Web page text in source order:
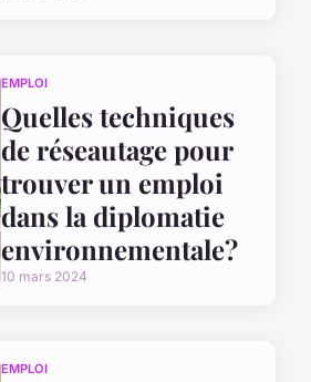
EMPLOI
Quelles techniques
de réseautage pour
trouver un emploi
dans la diplomatie
environnementale?
10 mars 2024
EMPLOI